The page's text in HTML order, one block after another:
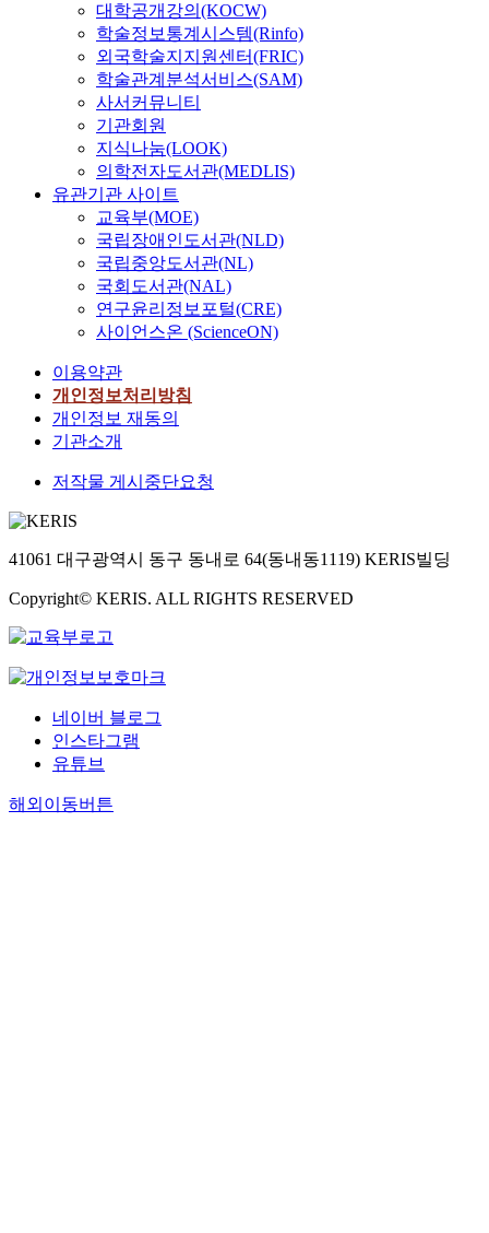
대학공개강의(KOCW)
학술정보통계시스템(Rinfo)
외국학술지지원센터(FRIC)
학술관계분석서비스(SAM)
사서커뮤니티
기관회원
지식나눔(LOOK)
의학전자도서관(MEDLIS)
유관기관 사이트
교육부(MOE)
국립장애인도서관(NLD)
국립중앙도서관(NL)
국회도서관(NAL)
연구윤리정보포털(CRE)
사이언스온 (ScienceON)
이용약관
개인정보처리방침
개인정보 재동의
기관소개
저작물 게시중단요청
41061 대구광역시 동구 동내로 64(동내동1119) KERIS빌딩
Copyright© KERIS. ALL RIGHTS RESERVED
네이버 블로그
인스타그램
유튜브
해외이동버튼